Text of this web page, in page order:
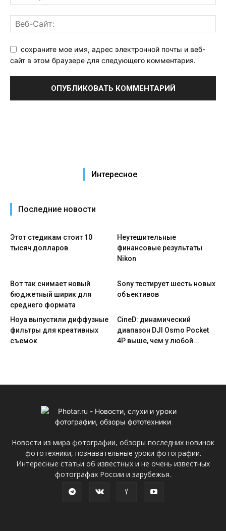
сохраните мое имя, адрес электронной почты и веб-
сайт в этом браузере для следующего комментария.
Интересное
Последние новости
Этот стедикам стоит 10
тысяч долларов
Неутешительные
финансовые результаты
Nikon
Вот так снимает новый
бюджетный ширик для
среднего формата
Sony тестирует шесть новых
объективов
Hoya выпустили диффузные
фильтры для креативных
съемок
CineD: динамический
диапазон DJI Osmo Pocket
4P выше, чем у любой...
Новости из мира фотографии, обзоры последних новинок
фототехники, познавательные уроки фотографии.
Интересные статьи об известных и не очень известных
фотографах России и зарубежья.